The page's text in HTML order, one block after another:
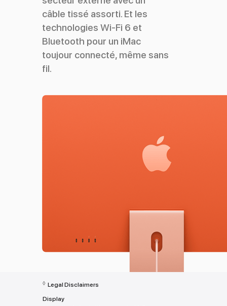
câble tissé assorti. Et les
technologies Wi-Fi 6 et
Bluetooth pour un iMac
toujour connecté, même sans
fil.
◊ Legal Disclaimers
Display